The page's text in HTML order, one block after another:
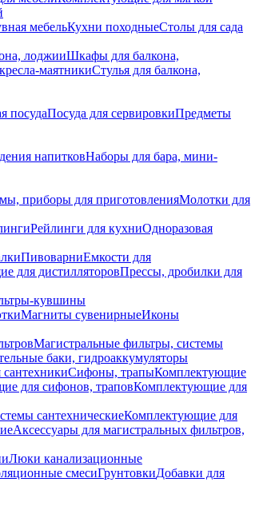
мебельКухни походныеСтолы для сада
лоджииШкафы для балкона,
маятникиСтулья для балкона,
посудаПосуда для сервировкиПредметы
напитковНаборы для бара, мини-
приборы для приготовленияМолотки для
Рейлинги для кухниОдноразовая
ПивоварниЕмкости для
для дистилляторовПрессы, дробилки для
кувшины
Магниты сувенирныеИконы
Магистральные фильтры, системы
баки, гидроаккумуляторы
Сифоны, трапыКомплектующие
для сифонов, траповКомплектующие для
сантехническиеКомплектующие для
Аксессуары для магистральных фильтров,
Люки канализационные
смесиГрунтовкиДобавки для